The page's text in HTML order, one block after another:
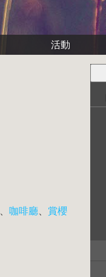
活動
咖啡廳
賞櫻